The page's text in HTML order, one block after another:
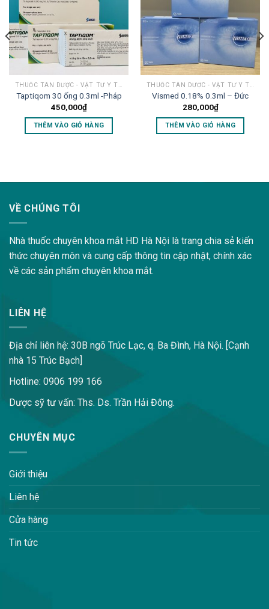
Taptiqom 30 ống 0.3ml -Pháp
450,000₫
THÊM VÀO GIỎ HÀNG
Vismed 0.18% 0.3ml – Đức
280,000₫
THÊM VÀO GIỎ HÀNG
VỀ CHÚNG TÔI
Nhà thuốc chuyên khoa mắt HD Hà Nội là trang chia sẻ kiến
thức chuyên môn và cung cấp thông tin cập nhật, chính xác
về các sản phẩm chuyên khoa mắt.
LIÊN HỆ
Địa chỉ liên hệ: 30B ngõ Trúc Lạc, q. Ba Đình, Hà Nội. [Cạnh
nhà 15 Trúc Bạch]
Hotline: 0906 199 166
Dược sỹ tư vấn: Ths. Ds. Trần Hải Đông.
CHUYÊN MỤC
Giới thiệu
Liên hệ
Cửa hàng
Tin tức